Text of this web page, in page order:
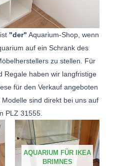
"der" Aquarium-Shop, wenn
auf ein Schrank des
zu stellen. Für
Regale haben wir langfristige
für den Verkauf angeboten
sind direkt bei uns auf
PLZ 31555.
AQUARIUM FÜR IKEA
BRIMNES